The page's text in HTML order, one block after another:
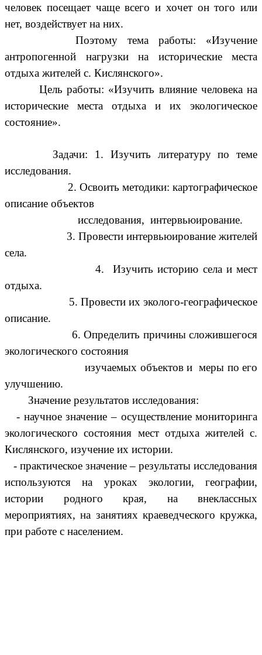
человек посещает чаще всего и хочет он того или
нет, воздействует на них.
Поэтому тема работы: «Изучение
антропогенной нагрузки на исторические места
отдыха жителей с. Кислянского».
Цель работы: «Изучить влияние человека на
исторические места отдыха и их экологическое
состояние».
Задачи: 1. Изучить литературу по теме
исследования.
2. Освоить методики: картографическое
описание объектов
исследования, интервьюирование.
3. Провести интервьюирование жителей
села.
4. Изучить историю села и мест
отдыха.
5. Провести их эколого-географическое
описание.
6. Определить причины сложившегося
экологического состояния
изучаемых объектов и меры по его
улучшению.
Значение результатов исследования:
- научное значение – осуществление мониторинга
экологического состояния мест отдыха жителей с.
Кислянского, изучение их истории.
- практическое значение – результаты исследования
используются на уроках экологии, географии,
истории родного края, на внеклассных
мероприятиях, на занятиях краеведческого кружка,
при работе с населением.